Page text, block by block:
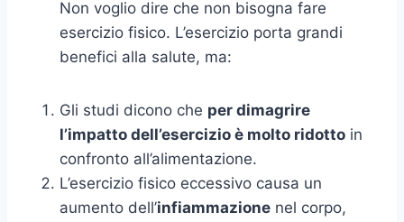
Non voglio dire che non bisogna fare
esercizio fisico. L’esercizio porta grandi
benefici alla salute, ma:
Gli studi dicono che per dimagrire
l’impatto dell’esercizio è molto ridotto in
confronto all’alimentazione.
L’esercizio fisico eccessivo causa un
aumento dell’infiammazione nel corpo,